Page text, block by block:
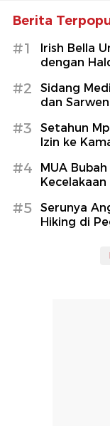
Berita
#1
Irish Bella
dengan
#2
Sidang
dan
#3
Setahun
Izin ke
#4
MUA
Kecelakaan
#5
Serunya
Hiking di